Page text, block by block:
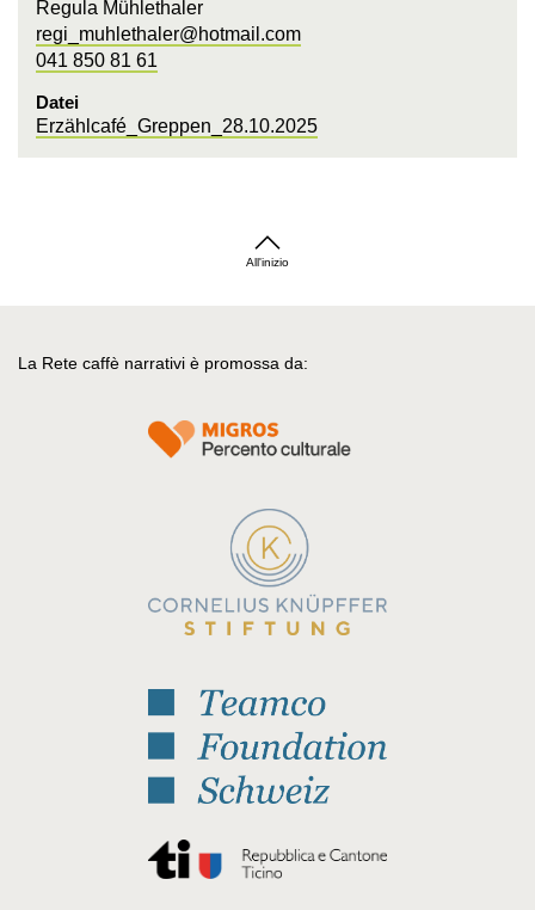
Regula Mühlethaler
regi_muhlethaler@hotmail.com
041 850 81 61
Datei
Erzählcafé_Greppen_28.10.2025
All'inizio
La Rete caffè narrativi è promossa da: